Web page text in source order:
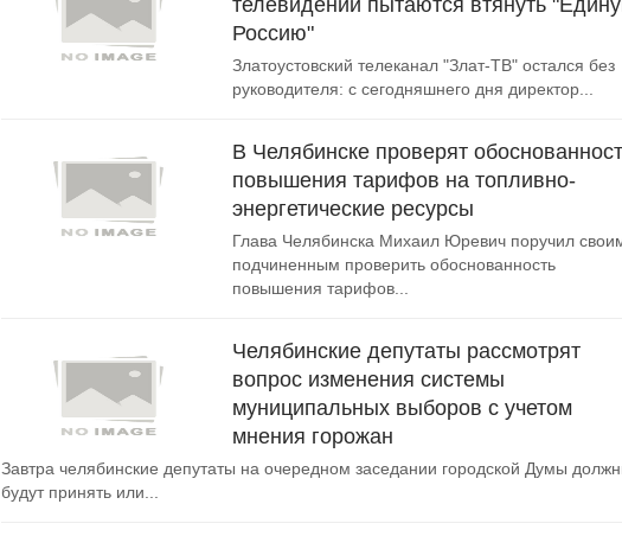
телевидении пытаются втянуть
Россию"
Златоустовский телеканал "Злат-ТВ" остался без
руководителя: с сегодняшнего дня директор...
В Челябинске проверят
повышения тарифов на топливно-
энергетические ресурсы
Глава Челябинска Михаил Юревич поручил
подчиненным проверить обоснованность
повышения тарифов...
Челябинские депутаты рассмотрят
вопрос изменения системы
муниципальных выборов с учетом
мнения горожан
Завтра челябинские депутаты на очередном заседании городской Думы
будут принять или...